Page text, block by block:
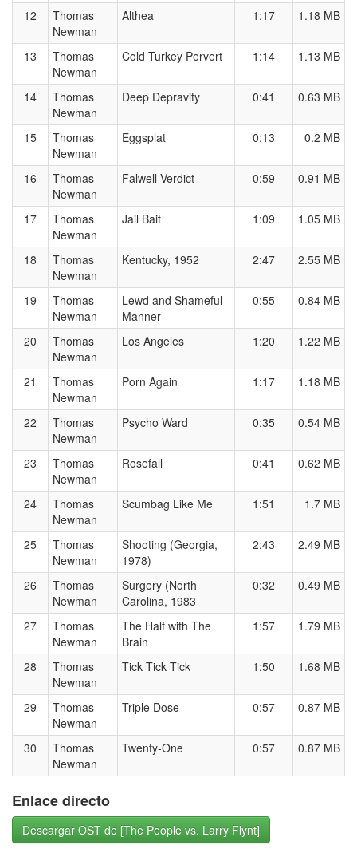
12
Thomas
Newman
Althea 1:17 1.18 MB
13
Thomas
Newman
Cold Turkey Pervert 1:14 1.13 MB
14
Thomas
Newman
Deep Depravity 0:41 0.63 MB
15
Thomas
Newman
Eggsplat 0:13 0.2 MB
16
Thomas
Newman
Falwell Verdict 0:59 0.91 MB
17
Thomas
Newman
Jail Bait 1:09 1.05 MB
18
Thomas
Newman
Kentucky, 1952 2:47 2.55 MB
19
Thomas
Newman
Lewd and Shameful
Manner
0:55 0.84 MB
20
Thomas
Newman
Los Angeles 1:20 1.22 MB
21
Thomas
Newman
Porn Again 1:17 1.18 MB
22
Thomas
Newman
Psycho Ward 0:35 0.54 MB
23
Thomas
Newman
Rosefall 0:41 0.62 MB
24
Thomas
Newman
Scumbag Like Me 1:51 1.7 MB
25
Thomas
Newman
Shooting (Georgia,
1978)
2:43 2.49 MB
26
Thomas
Newman
Surgery (North
Carolina, 1983
0:32 0.49 MB
27
Thomas
Newman
The Half with The
Brain
1:57 1.79 MB
28
Thomas
Newman
Tick Tick Tick 1:50 1.68 MB
29
Thomas
Newman
Triple Dose 0:57 0.87 MB
30
Thomas
Newman
Twenty-One 0:57 0.87 MB
Enlace directo
Descargar OST de [The People vs. Larry Flynt]